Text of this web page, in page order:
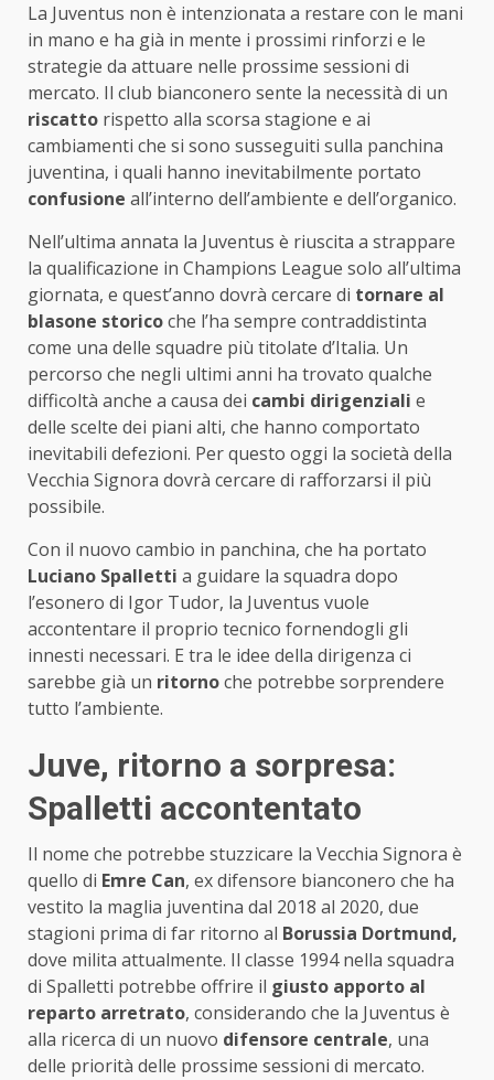
La Juventus non è intenzionata a restare con le mani
in mano e ha già in mente i prossimi rinforzi e le
strategie da attuare nelle prossime sessioni di
mercato. Il club bianconero sente la necessità di un
riscatto rispetto alla scorsa stagione e ai
cambiamenti che si sono susseguiti sulla panchina
juventina, i quali hanno inevitabilmente portato
confusione all’interno dell’ambiente e dell’organico.
Nell’ultima annata la Juventus è riuscita a strappare
la qualificazione in Champions League solo all’ultima
giornata, e quest’anno dovrà cercare di tornare al
blasone storicoche l’ha sempre contraddistinta
come una delle squadre più titolate d’Italia. Un
percorso che negli ultimi anni ha trovato qualche
difficoltà anche a causa dei cambi dirigenziali e
delle scelte dei piani alti, che hanno comportato
inevitabili defezioni. Per questo oggi la società della
Vecchia Signora dovrà cercare di rafforzarsi il più
possibile.
Con il nuovo cambio in panchina, che ha portato
Luciano Spalletti a guidare la squadra dopo
l’esonero di Igor Tudor, la Juventus vuole
accontentare il proprio tecnico fornendogli gli
innesti necessari. E tra le idee della dirigenza ci
sarebbe già un ritornoche potrebbe sorprendere
tutto l’ambiente.
Juve, ritorno a sorpresa:
Spalletti accontentato
Il nome che potrebbe stuzzicare la Vecchia Signora è
quello di Emre Can, ex difensore bianconero che ha
vestito la maglia juventina dal 2018 al 2020, due
stagioni prima di far ritorno al Borussia Dortmund,
dove milita attualmente. Il classe 1994 nella squadra
di Spalletti potrebbe offrire il giusto apporto al
reparto arretrato, considerando che la Juventus è
alla ricerca di un nuovo difensore centrale, una
delle priorità delle prossime sessioni di mercato.